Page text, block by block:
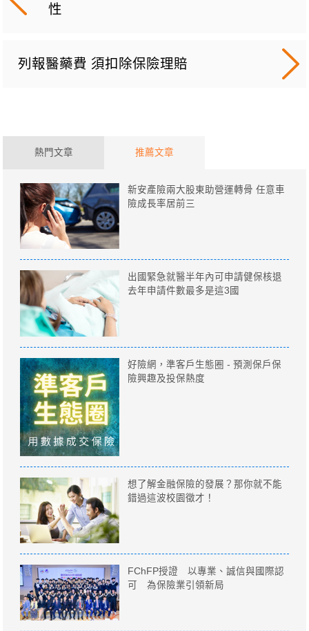
性
列報醫藥費 須扣除保險理賠
熱門文章 推薦文章
新安產險兩大股東助營運轉骨 任意車
險成長率居前三
出國緊急就醫半年內可申請健保核退
去年申請件數最多是這3國
好險網，準客戶生態圈 - 預測保戶保
險興趣及投保熱度
想了解金融保險的發展？那你就不能
錯過這波校園徵才！
FChFP授證 以專業、誠信與國際認
可 為保險業引領新局